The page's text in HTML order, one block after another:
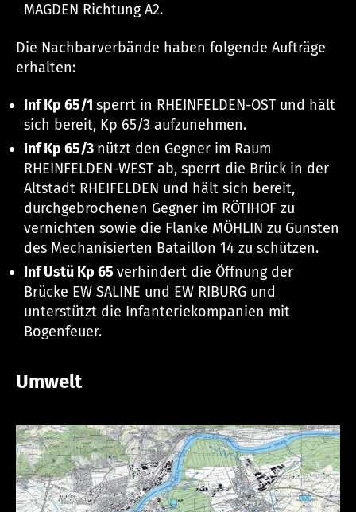
MAGDEN Richtung A2.
Die Nachbarverbände haben folgende Aufträge
erhalten:
Inf Kp 65/1 sperrt in RHEINFELDEN-OST und hält
sich bereit, Kp 65/3 aufzunehmen.
Inf Kp 65/3 nützt den Gegner im Raum
RHEINFELDEN-WEST ab, sperrt die Brück in der
Altstadt RHEIFELDEN und hält sich bereit,
durchgebrochenen Gegner im RÖTIHOF zu
vernichten sowie die Flanke MÖHLIN zu Gunsten
des Mechanisierten Bataillon 14 zu schützen.
Inf Ustü Kp 65 verhindert die Öffnung der
Brücke EW SALINE und EW RIBURG und
unterstützt die Infanteriekompanien mit
Bogenfeuer.
Umwelt